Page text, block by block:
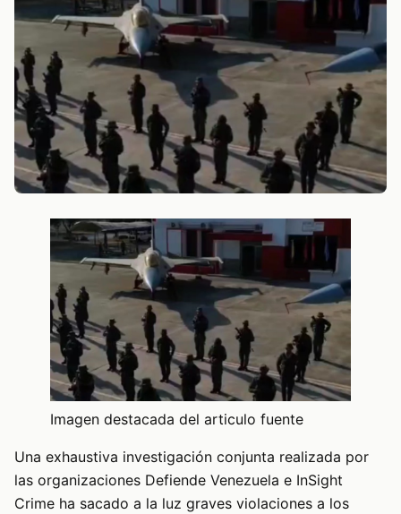
Imagen destacada del articulo fuente
Una exhaustiva investigación conjunta realizada por
las organizaciones Defiende Venezuela e InSight
Crime ha sacado a la luz graves violaciones a los